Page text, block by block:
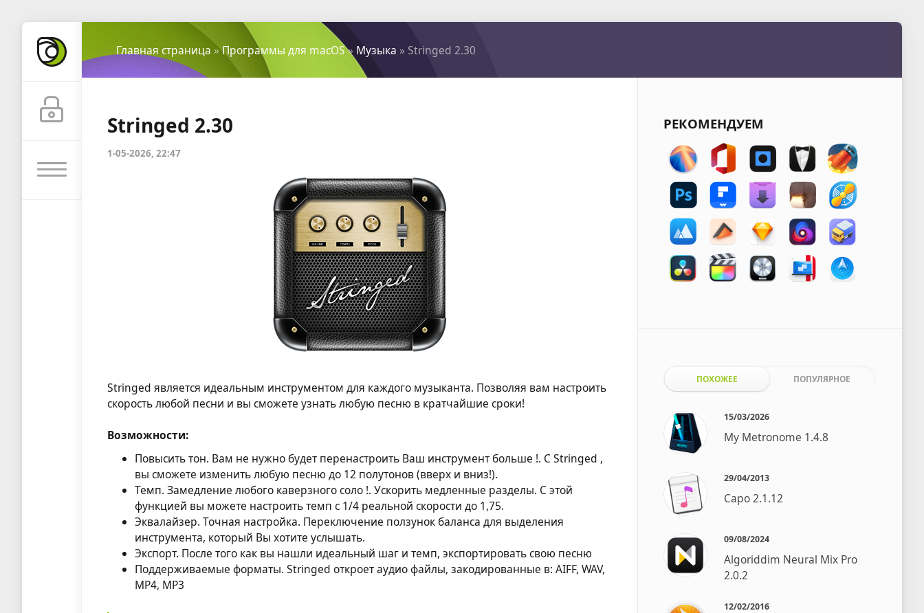
Главная страница »Программы для macOS» Музыка » Stringed 2.30
Stringed 2.30
1-05-2026, 22:47
Stringed является идеальным инструментом для каждого музыканта. Позволяя вам настроить
скорость любой песни и вы сможете узнать любую песню в кратчайшие сроки!
Возможности:
Повысить тон. Вам не нужно будет перенастроить Ваш инструмент больше !. С Stringed ,
вы сможете изменить любую песню до 12 полутонов (вверх и вниз!).
Темп. Замедление любого каверзного соло !. Ускорить медленные разделы. С этой
функцией вы можете настроить темп с 1/4 реальной скорости до 1,75.
Эквалайзер. Точная настройка. Переключение ползунок баланса для выделения
инструмента, который Вы хотите услышать.
Экспорт. После того как вы нашли идеальный шаг и темп, экспортировать свою песню
Поддерживаемые форматы. Stringed откроет аудио файлы, закодированные в: AIFF, WAV,
MP4, MP3
РЕКОМЕНДУЕМ
ПОХОЖЕЕ ПОПУЛЯРНОЕ
15/03/2026
My Metronome 1.4.8
29/04/2013
Capo 2.1.12
09/08/2024
Algoriddim Neural Mix Pro
2.0.2
12/02/2016